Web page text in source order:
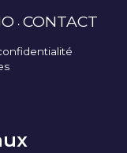
CONTACT